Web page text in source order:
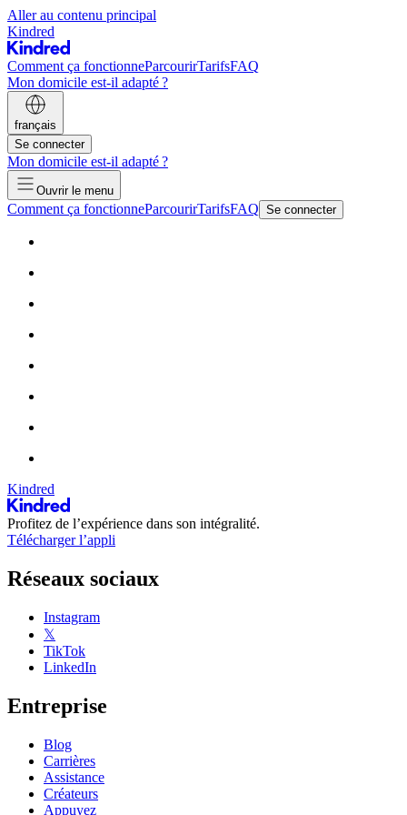
Aller au contenu principal
Kindred
Comment ça fonctionneParcourirTarifsFAQ
Mon domicile est-il adapté ?
français
Se connecter
Mon domicile est-il adapté ?
Ouvrir le menu
Comment ça fonctionneParcourirTarifsFAQ Se connecter
Kindred
Profitez de l’expérience dans son intégralité.
Télécharger l’appli
Réseaux sociaux
Instagram
𝕏
TikTok
LinkedIn
Entreprise
Blog
Carrières
Assistance
Créateurs
Appuyez